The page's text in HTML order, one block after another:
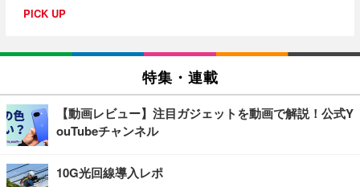
PICK UP
特集・連載
【動画レビュー】注目ガジェットを動画で解説！公式Y
ouTubeチャンネル
10G光回線導入レポ